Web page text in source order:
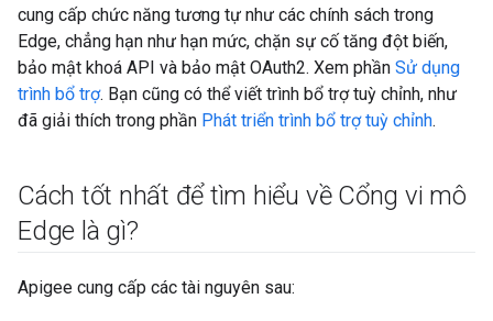
cung cấp chức năng tương tự như các chính sách trong
Edge, chẳng hạn như hạn mức, chặn sự cố tăng đột biến,
bảo mật khoá API và bảo mật OAuth2. Xem phần Sử dụng
trình bổ trợ. Bạn cũng có thể viết trình bổ trợ tuỳ chỉnh, như
đã giải thích trong phần Phát triển trình bổ trợ tuỳ chỉnh.
Cách tốt nhất để tìm hiểu về Cổng vi mô
Edge là gì?
Apigee cung cấp các tài nguyên sau: